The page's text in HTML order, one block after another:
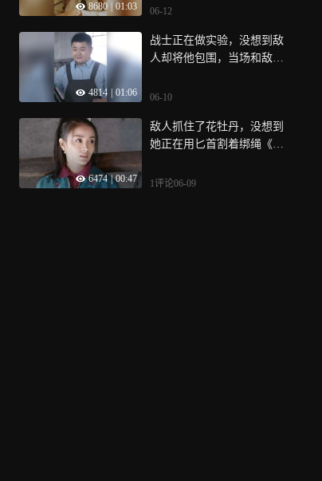
8680 | 01:03 06-12
4814 01:06
战士正在做实验，没想到敌
人却将他包围，当场和敌人
06-10
6474 | 00:47
敌人抓住了花牡丹，没想到
她正在用匕首割着绑绳《我
1评论06-09